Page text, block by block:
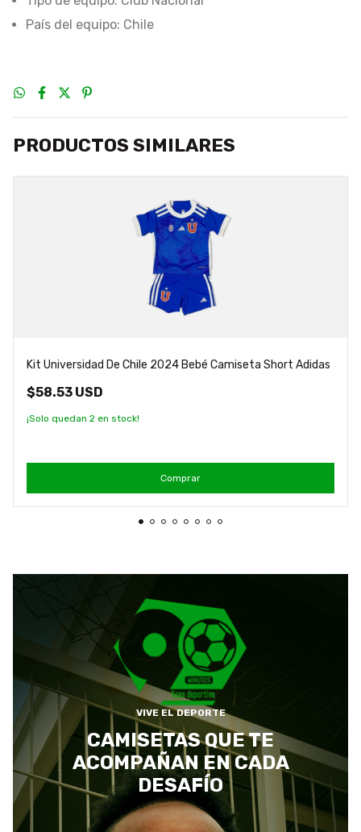
País del equipo: Chile
PRODUCTOS SIMILARES
Kit Universidad De Chile 2024 Bebé Camiseta Short Adidas
$58.53 USD
¡Solo quedan 2 en stock!
Comprar
VIVE EL DEPORTE
CAMISETAS QUE TE
ACOMPAÑAN EN CADA
DESAFÍO